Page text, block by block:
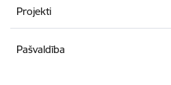
Projekti
Pašvaldība